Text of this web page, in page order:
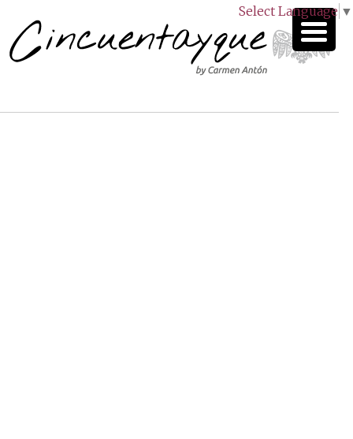
Select Language ▼